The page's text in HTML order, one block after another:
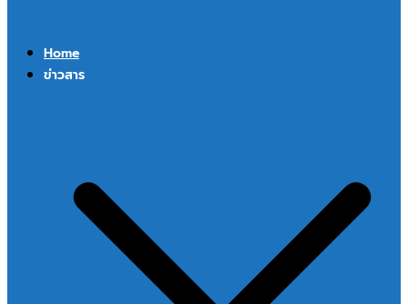
Home
ข่าวสาร